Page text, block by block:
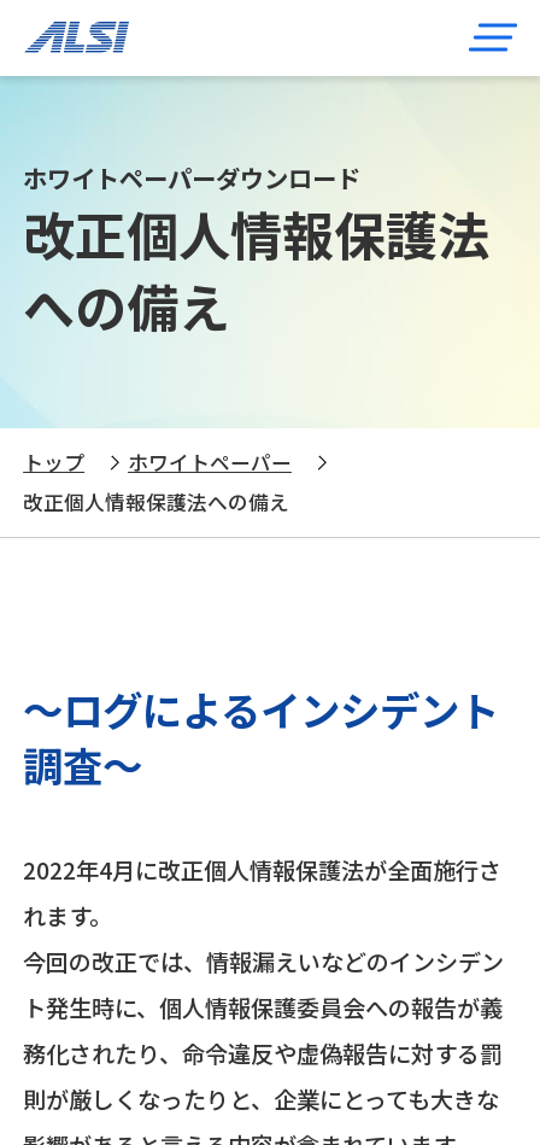
ホワイトペーパーダウンロード
改正個人情報保護法
への備え
トップ
ホワイトペーパー
改正個人情報保護法への備え
～ログによるインシデント
調査～
2022年4月に改正個人情報保護法が全面施行さ
れます。
今回の改正では、情報漏えいなどのインシデン
ト発生時に、個人情報保護委員会への報告が義
務化されたり、命令違反や虚偽報告に対する罰
則が厳しくなったりと、企業にとっても大きな